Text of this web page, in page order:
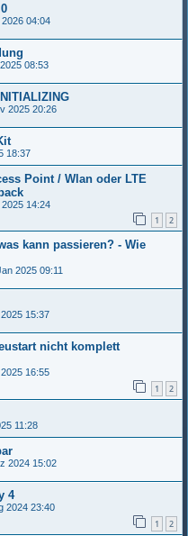
2026 04:04
08:53
2025 20:26
18:37
Point / Wlan oder LTE
14:24
1 2
kann passieren? - Wie
2025 09:11
15:37
nicht komplett
16:55
1 2
11:28
2024 15:02
4
2024 23:40
1 2